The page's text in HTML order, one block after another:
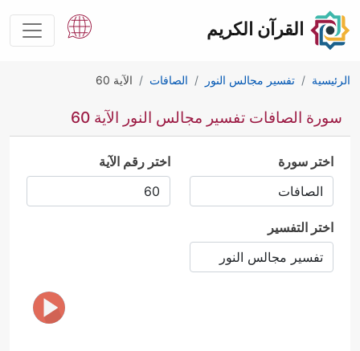
القرآن الكريم
الرئيسية تفسير مجالس النور الصافات الآية 60
سورة الصافات تفسير مجالس النور الآية 60
اختر سورة اختر رقم الآية
اختر التفسير